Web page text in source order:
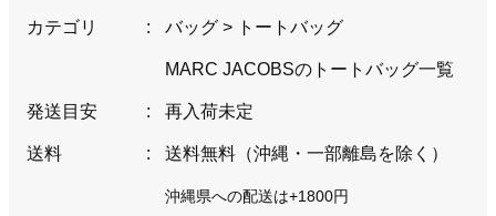
カテゴリ : バッグ> トートバッグ
MARC JACOBSのトートバッグ一覧
発送目安 : 再入荷未定
送料 : 送料無料（沖縄・一部離島を除く）
沖縄県への配送は+1800円